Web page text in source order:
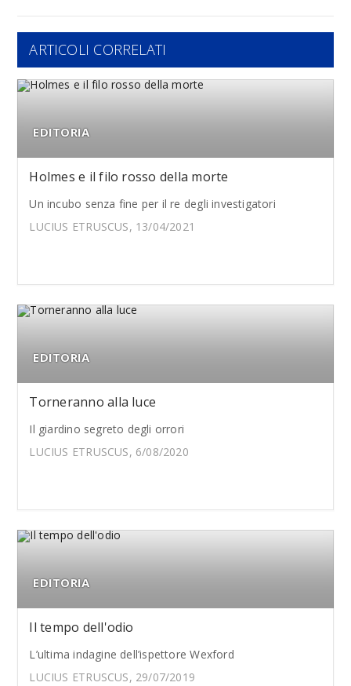
ARTICOLI CORRELATI
EDITORIA
Holmes e il filo rosso della morte
Un incubo senza fine per il re degli investigatori
LUCIUS ETRUSCUS, 13/04/2021
EDITORIA
Torneranno alla luce
Il giardino segreto degli orrori
LUCIUS ETRUSCUS, 6/08/2020
EDITORIA
Il tempo dell'odio
L’ultima indagine dell’ispettore Wexford
LUCIUS ETRUSCUS, 29/07/2019